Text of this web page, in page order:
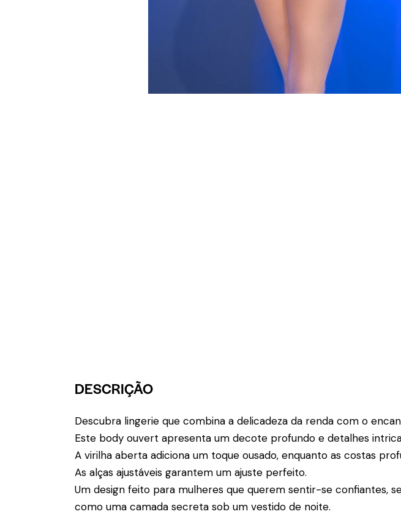
DESCRIÇÃO
Descubra lingerie que combina a delicadeza da renda com o
Este body ouvert apresenta um decote profundo e detalhes
A virilha aberta adiciona um toque ousado, enquanto as costas
As alças ajustáveis garantem um ajuste perfeito.
Um design feito para mulheres que querem sentir-se confiantes,
como uma camada secreta sob um vestido de noite.